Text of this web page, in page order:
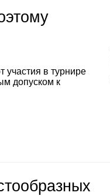
участия в турнире
допуском к